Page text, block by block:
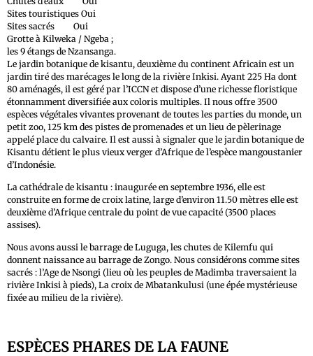
Sites touristiques Oui
Sites sacrés Oui
Grotte à Kilweka / Ngeba ;
les 9 étangs de Nzansanga.
Le jardin botanique de kisantu, deuxième du continent Africain est un
jardin tiré des marécages le long de la rivière Inkisi. Ayant 225 Ha dont
80 aménagés, il est géré par l’ICCN et dispose d’une richesse floristique
étonnamment diversifiée aux coloris multiples. Il nous offre 3500
espèces végétales vivantes provenant de toutes les parties du monde, un
petit zoo, 125 km des pistes de promenades et un lieu de pèlerinage
appelé place du calvaire. Il est aussi à signaler que le jardin botanique de
Kisantu détient le plus vieux verger d’Afrique de l’espèce mangoustanier
d’Indonésie.
La cathédrale de kisantu : inaugurée en septembre 1936, elle est
construite en forme de croix latine, large d’environ 11.50 mètres elle est
deuxième d’Afrique centrale du point de vue capacité (3500 places
assises).
Nous avons aussi le barrage de Luguga, les chutes de Kilemfu qui
donnent naissance au barrage de Zongo. Nous considérons comme sites
sacrés : l’Age de Nsongi (lieu où les peuples de Madimba traversaient la
rivière Inkisi à pieds), La croix de Mbatankulusi (une épée mystérieuse
fixée au milieu de la rivière).
ESPÈCES PHARES DE LA FAUNE